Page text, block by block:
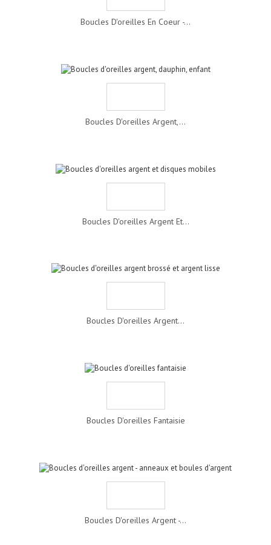
Boucles D'oreilles En Coeur -...
Boucles D'oreilles Argent,...
Boucles D'oreilles Argent Et...
Boucles D'oreilles Argent...
Boucles D'oreilles Fantaisie
Boucles D'oreilles Argent -...